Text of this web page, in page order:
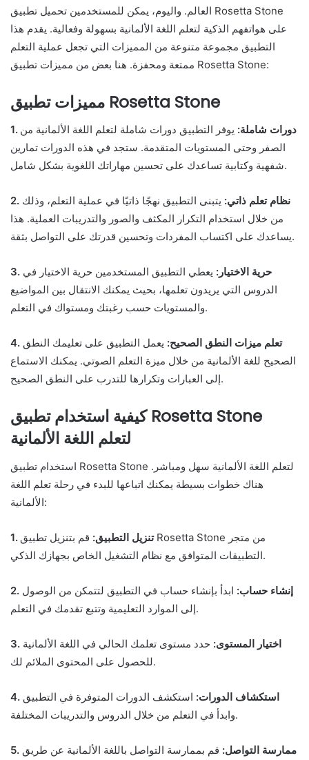
العالم. واليوم، يمكن للمستخدمين تحميل تطبيق Rosetta Stone
على هواتفهم الذكية لتعلم اللغة الألمانية بسهولة وفعالية. يقدم هذا
التطبيق مجموعة متنوعة من المميزات التي تجعل عملية التعلم
ممتعة ومحفزة. هنا بعض من مميزات تطبيق Rosetta Stone:
مميزات تطبيق Rosetta Stone
1. دورات شاملة: يوفر التطبيق دورات شاملة لتعلم اللغة الألمانية من
الصفر وحتى المستويات المتقدمة. ستجد في هذه الدورات تمارين
شفهية وكتابية تساعدك على تحسين مهاراتك اللغوية بشكل شامل.
2. نظام تعلم ذاتي: يتبنى التطبيق نهجًا ذاتيًا في عملية التعلم، وذلك
من خلال استخدام التكرار المكثف والصور والتدريبات العملية. هذا
يساعدك على اكتساب المفردات وتحسين قدرتك على التواصل بثقة.
3. حرية الاختيار: يعطي التطبيق المستخدمين حرية الاختيار في
الدروس التي يريدون تعلمها، بحيث يمكنك الانتقال بين المواضيع
والمستويات حسب رغبتك ومستواك في التعلم.
4. تعلم ميزات النطق الصحيح: يعمل التطبيق على تعليمك النطق
الصحيح للغة الألمانية من خلال ميزة التعلم الصوتي. يمكنك الاستماع
إلى العبارات وتكرارها للتدرب على النطق الصحيح.
كيفية استخدام تطبيق Rosetta Stone
لتعلم اللغة الألمانية
استخدام تطبيق Rosetta Stone لتعلم اللغة الألمانية سهل ومباشر.
هناك خطوات بسيطة يمكنك اتباعها للبدء في رحلة تعلم اللغة
الألمانية:
1. تنزيل التطبيق: قم بتنزيل تطبيق Rosetta Stone من متجر
التطبيقات المتوافق مع نظام التشغيل الخاص بجهازك الذكي.
2. إنشاء حساب: ابدأ بإنشاء حساب في التطبيق لتتمكن من الوصول
إلى الموارد التعليمية وتتبع تقدمك في التعلم.
3. اختيار المستوى: حدد مستوى تعلمك الحالي في اللغة الألمانية
للحصول على المحتوى الملائم لك.
4. استكشاف الدورات: استكشف الدورات المتوفرة في التطبيق
وابدأ في التعلم من خلال الدروس والتدريبات المختلفة.
5. ممارسة التواصل: قم بممارسة التواصل باللغة الألمانية عن طريق